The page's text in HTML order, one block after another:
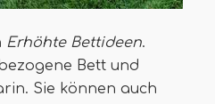
Erhöhte Bettideen.
Bett und
Sie können auch